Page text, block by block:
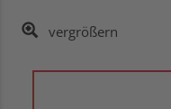
vergrößern